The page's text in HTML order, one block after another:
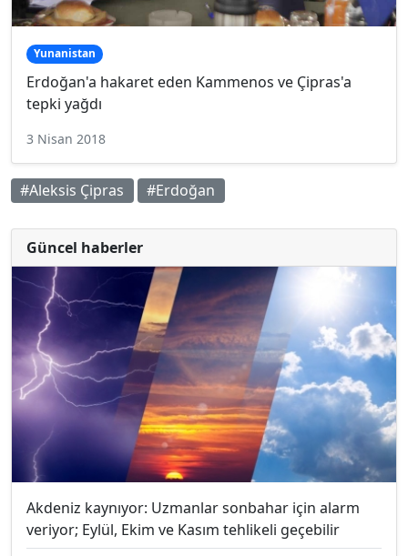
Yunanistan
Erdoğan'a hakaret eden Kammenos ve Çipras'a
tepki yağdı
3 Nisan 2018
#Aleksis Çipras #Erdoğan
Güncel haberler
Akdeniz kaynıyor: Uzmanlar sonbahar için alarm
veriyor; Eylül, Ekim ve Kasım tehlikeli geçebilir